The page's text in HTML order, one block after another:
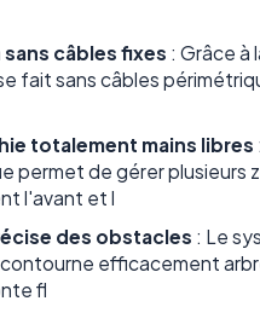
câbles fixes : Grâce à
fait sans câbles
totalement mains libres
permet de gérer plusieurs
l'avant et l
des obstacles : Le
efficacement
fl